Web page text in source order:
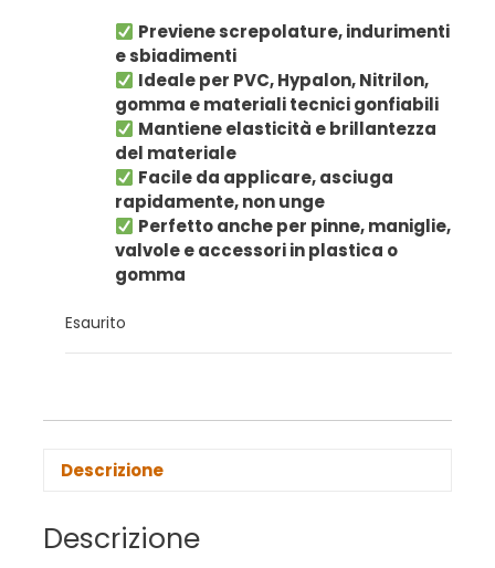
Previene screpolature, indurimenti
e sbiadimenti
Ideale per PVC, Hypalon, Nitrilon,
gomma e materiali tecnici gonfiabili
Mantiene elasticità e brillantezza
del materiale
Facile da applicare, asciuga
rapidamente, non unge
Perfetto anche per pinne, maniglie,
valvole e accessori in plastica o
gomma
Esaurito
Descrizione
Descrizione